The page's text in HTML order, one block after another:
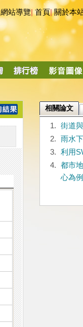
網站導覽|首頁|關於本
相關論文
1.
街道
2.
雨水
3.
利用
4.
都市
心為例